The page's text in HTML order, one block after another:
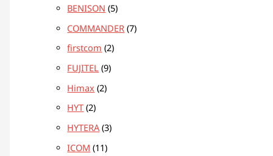
BENISON 5
COMMANDER 7
firstcom 2
FUJITEL 9
Himax 2
HYT 2
HYTERA 3
ICOM 11